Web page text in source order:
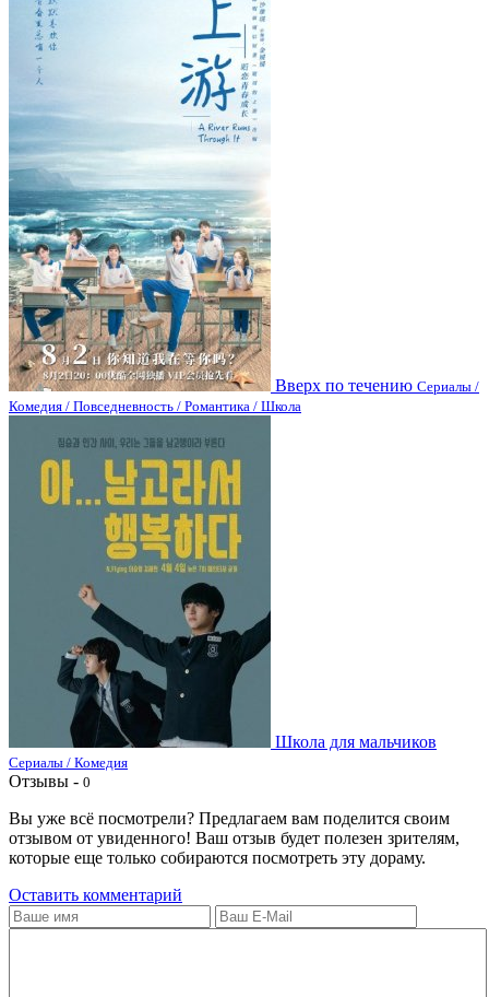
Вверх по течению Сериалы /
Комедия / Повседневность / Романтика / Школа
Школа для мальчиков
Сериалы / Комедия
Отзывы - 0
Вы уже всё посмотрели? Предлагаем вам поделится своим
отзывом от увиденного! Ваш отзыв будет полезен зрителям,
которые еще только собираются посмотреть эту дораму.
Оставить комментарий